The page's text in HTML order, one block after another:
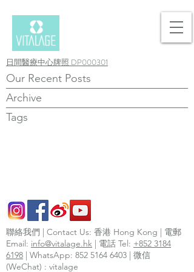
日間醫療中心牌照 DP000301
Our Recent Posts
Archive
Tags
聯絡我們 | Contact Us: 香港 Hong Kong | 電郵
Email: info@vitalage.hk | 電話 Tel: +852 3184
6198 | WhatsApp: 852 5164 6403 | 微信
(WeChat) : vitalage